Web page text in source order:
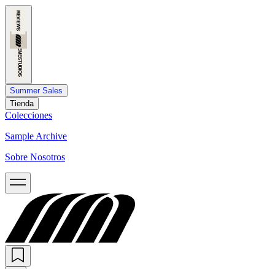
Summer Sales
Tienda
Colecciones
Sample Archive
Sobre Nosotros